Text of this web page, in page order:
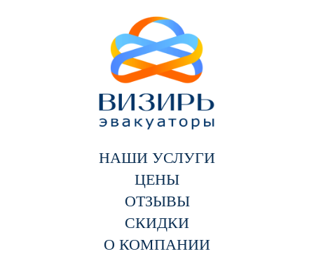
НАШИ УСЛУГИ
ЦЕНЫ
ОТЗЫВЫ
СКИДКИ
О КОМПАНИИ